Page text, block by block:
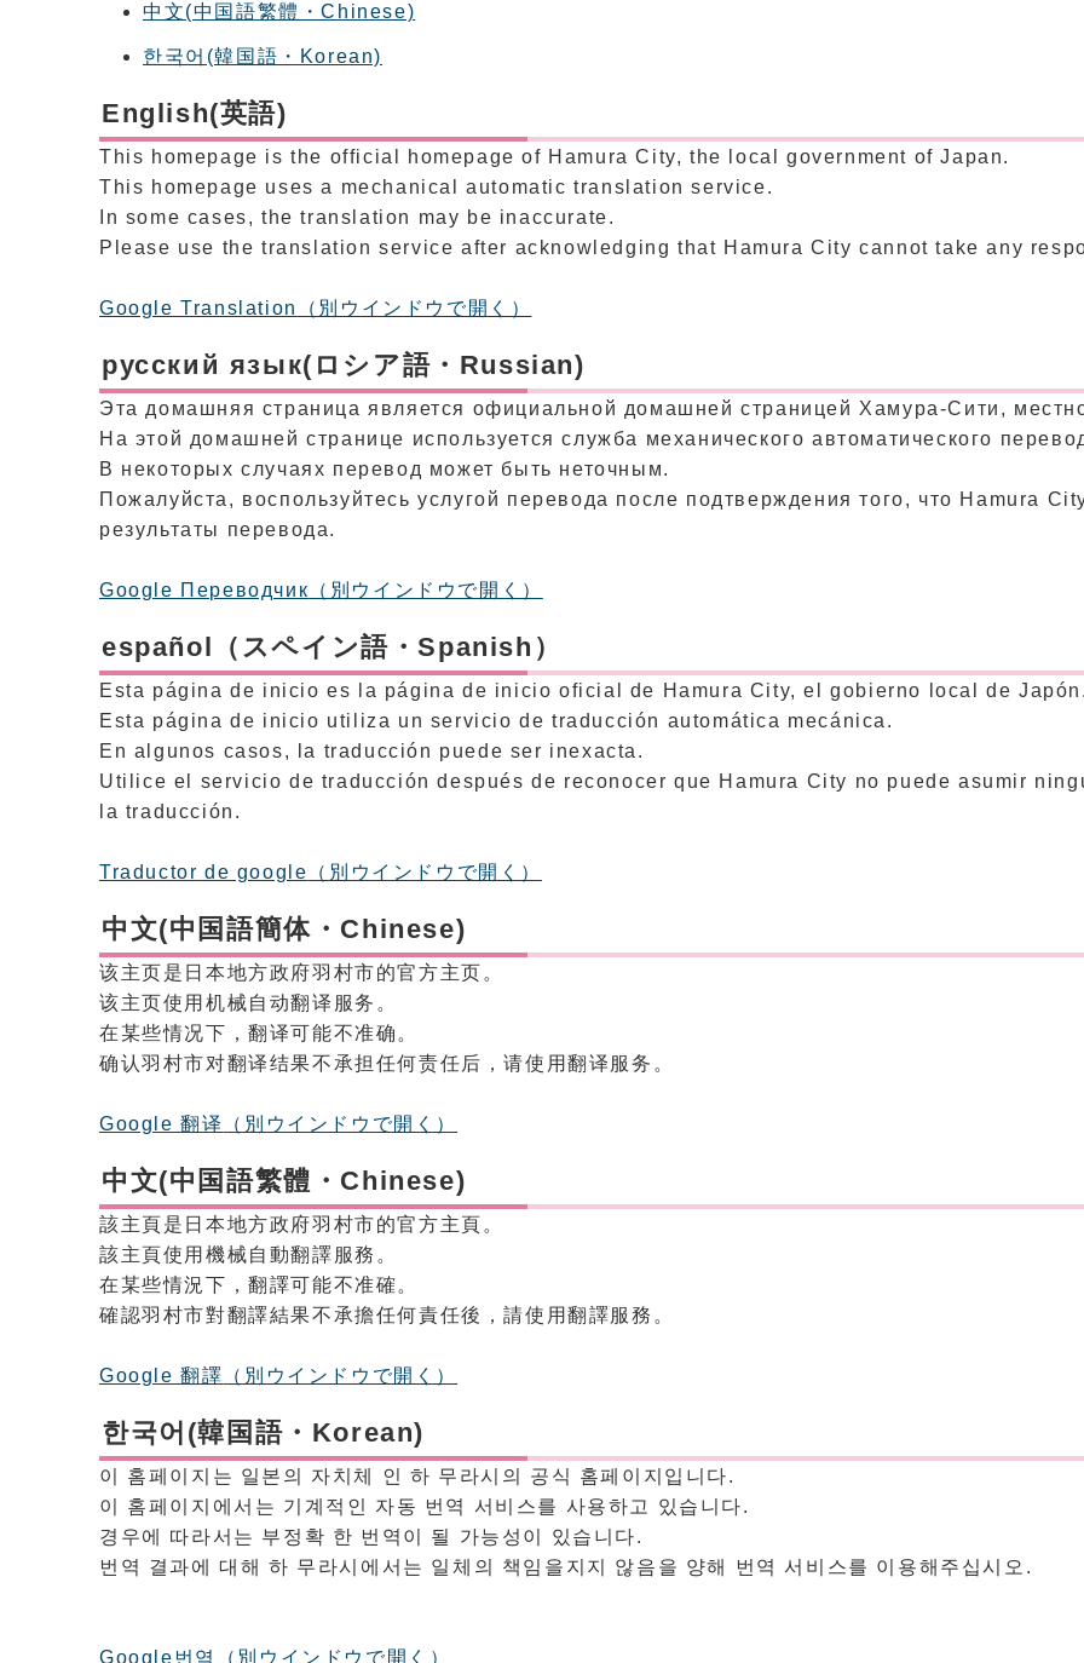
中文(中国語繁體・Chinese)
한국어(韓国語・Korean)
English(英語)
This homepage is the official homepage of Hamura City, the local government of Japan.
This homepage uses a mechanical automatic translation service.
In some cases, the translation may be inaccurate.
Please use the translation service after acknowledging that Hamura City cannot take any
Google Translation （別ウインドウで開く）
русский язык(ロシア語・Russian)
Эта домашняя страница является официальной домашней страницей Хамура-Сити,
На этой домашней странице используется служба механического автоматического
В некоторых случаях перевод может быть неточным.
Пожалуйста, воспользуйтесь услугой перевода после подтверждения того, что Hamura
результаты перевода.
Google Переводчик （別ウインドウで開く）
español（スペイン語・Spanish）
Esta página de inicio es la página de inicio oficial de Hamura City, el gobierno local de
Esta página de inicio utiliza un servicio de traducción automática mecánica.
En algunos casos, la traducción puede ser inexacta.
Utilice el servicio de traducción después de reconocer que Hamura City no puede asumir
la traducción.
Traductor de google （別ウインドウで開く）
中文(中国語簡体・Chinese)
该主页是日本地方政府羽村市的官方主页。
该主页使用机械自动翻译服务。
在某些情况下，翻译可能不准确。
确认羽村市对翻译结果不承担任何责任后，请使用翻译服务。
Google 翻译 （別ウインドウで開く）
中文(中国語繁體・Chinese)
該主頁是日本地方政府羽村市的官方主頁。
該主頁使用機械自動翻譯服務。
在某些情況下，翻譯可能不准確。
確認羽村市對翻譯結果不承擔任何責任後，請使用翻譯服務。
Google 翻譯 （別ウインドウで開く）
한국어(韓国語・Korean)
이 홈페이지는 일본의 자치체 인 하 무라시의 공식 홈페이지입니다.
이 홈페이지에서는 기계적인 자동 번역 서비스를 사용하고 있습니다.
경우에 따라서는 부정확 한 번역이 될 가능성이 있습니다.
번역 결과에 대해 하 무라시에서는 일체의 책임을지지 않음을 양해 번역 서비스를 이용해주십시오.
Google번역 （別ウインドウで開く）